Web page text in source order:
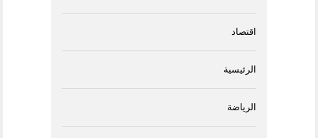
اقتصاد
الرئيسية
الرياضة